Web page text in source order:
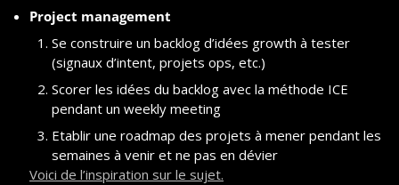
Project management
Se construire un backlog d’idées growth à tester
(signaux d’intent, projets ops, etc.)
Scorer les idées du backlog avec la méthode ICE
pendant un weekly meeting
Etablir une roadmap des projets à mener pendant les
semaines à venir et ne pas en dévier
Voici de l’inspiration sur le sujet.